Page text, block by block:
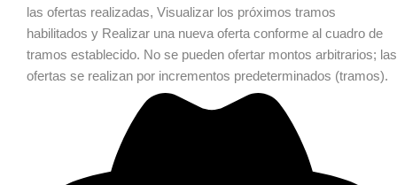
las ofertas realizadas, Visualizar los próximos tramos
habilitados y Realizar una nueva oferta conforme al cuadro de
tramos establecido. No se pueden ofertar montos arbitrarios; las
ofertas se realizan por incrementos predeterminados (tramos).